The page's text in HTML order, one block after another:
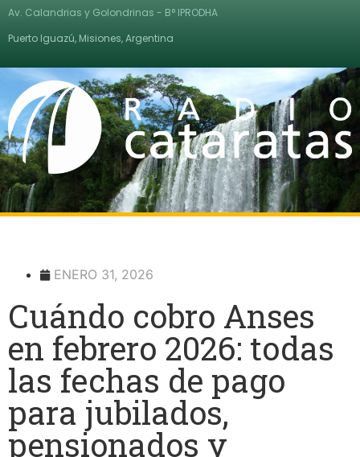
Av. Calandrias y Golondrinas - B° IPRODHA
Puerto Iguazú, Misiones, Argentina
ENERO 31, 2026
Cuándo cobro Anses
en febrero 2026: todas
las fechas de pago
para jubilados,
pensionados y